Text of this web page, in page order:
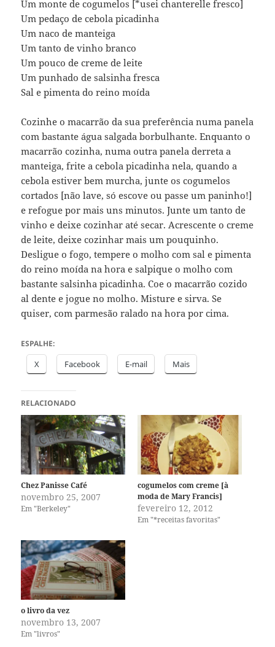
Um monte de cogumelos [*usei chanterelle fresco]
Um pedaço de cebola picadinha
Um naco de manteiga
Um tanto de vinho branco
Um pouco de creme de leite
Um punhado de salsinha fresca
Sal e pimenta do reino moída
Cozinhe o macarrão da sua preferência numa panela
com bastante água salgada borbulhante. Enquanto o
macarrão cozinha, numa outra panela derreta a
manteiga, frite a cebola picadinha nela, quando a
cebola estiver bem murcha, junte os cogumelos
cortados [não lave, só escove ou passe um paninho!]
e refogue por mais uns minutos. Junte um tanto de
vinho e deixe cozinhar até secar. Acrescente o creme
de leite, deixe cozinhar mais um pouquinho.
Desligue o fogo, tempere o molho com sal e pimenta
do reino moída na hora e salpique o molho com
bastante salsinha picadinha. Coe o macarrão cozido
al dente e jogue no molho. Misture e sirva. Se
quiser, com parmesão ralado na hora por cima.
ESPALHE:
X Facebook E-mail Mais
RELACIONADO
Chez Panisse Café
novembro 25, 2007
Em "Berkeley"
cogumelos com creme [à
moda de Mary Francis]
fevereiro 12, 2012
Em "*receitas favoritas"
o livro da vez
novembro 13, 2007
Em "livros"